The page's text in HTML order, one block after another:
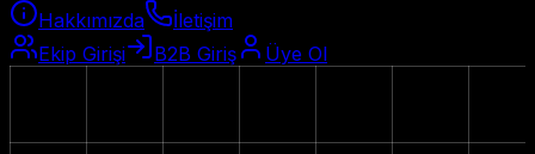
Hakkımızda
İletişim
Ekip Girişi
B2B Giriş Üye Ol